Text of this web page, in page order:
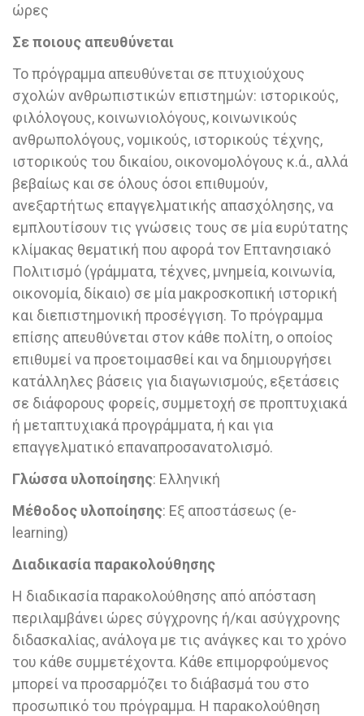
ώρες
Σε ποιους απευθύνεται
Το πρόγραμμα απευθύνεται σε πτυχιούχους
σχολών ανθρωπιστικών επιστημών: ιστορικούς,
φιλόλογους, κοινωνιολόγους, κοινωνικούς
ανθρωπολόγους, νομικούς, ιστορικούς τέχνης,
ιστορικούς του δικαίου, οικονομολόγους κ.ά., αλλά
βεβαίως και σε όλους όσοι επιθυμούν,
ανεξαρτήτως επαγγελματικής απασχόλησης, να
εμπλουτίσουν τις γνώσεις τους σε μία ευρύτατης
κλίμακας θεματική που αφορά τον Επτανησιακό
Πολιτισμό (γράμματα, τέχνες, μνημεία, κοινωνία,
οικονομία, δίκαιο) σε μία μακροσκοπική ιστορική
και διεπιστημονική προσέγγιση. Το πρόγραμμα
επίσης απευθύνεται στον κάθε πολίτη, ο οποίος
επιθυμεί να προετοιμασθεί και να δημιουργήσει
κατάλληλες βάσεις για διαγωνισμούς, εξετάσεις
σε διάφορους φορείς, συμμετοχή σε προπτυχιακά
ή μεταπτυχιακά προγράμματα, ή και για
επαγγελματικό επαναπροσανατολισμό.
Γλώσσα υλοποίησης: Ελληνική
Μέθοδος υλοποίησης: Εξ αποστάσεως (e-
learning)
Διαδικασία παρακολούθησης
Η διαδικασία παρακολούθησης από απόσταση
περιλαμβάνει ώρες σύγχρονης ή/και ασύγχρονης
διδασκαλίας, ανάλογα με τις ανάγκες και το χρόνο
του κάθε συμμετέχοντα. Κάθε επιμορφούμενος
μπορεί να προσαρμόζει το διάβασμά του στο
προσωπικό του πρόγραμμα. Η παρακολούθηση